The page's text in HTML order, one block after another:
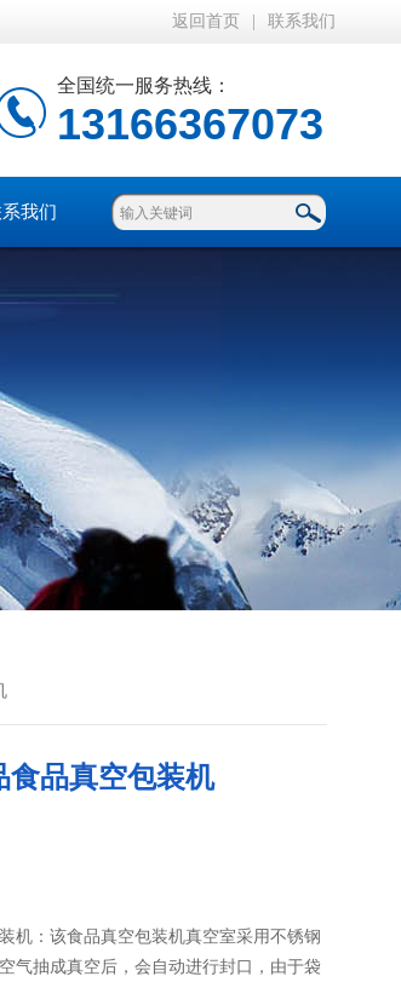
返回首页 联系我们
全国统一服务热线：
13166367073
我们
食品真空包装机
机：该食品真空包装机真空室采用不锈钢
气抽成真空后，会自动进行封口，由于袋